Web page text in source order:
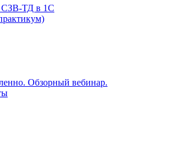
СЗВ-ТД в 1С
Обзорный вебинар.